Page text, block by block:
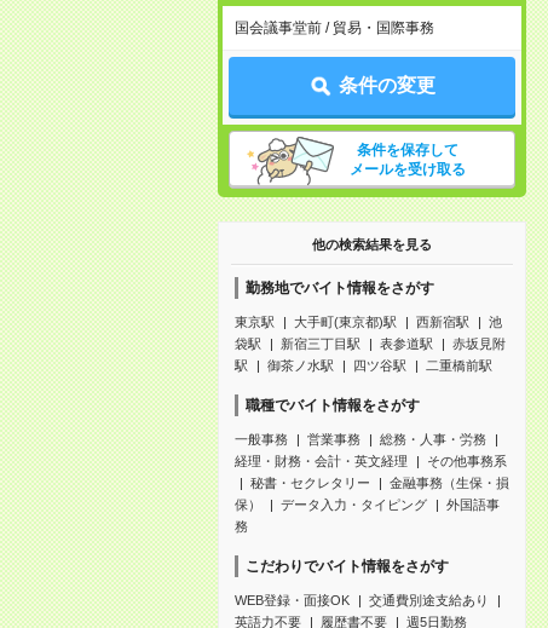
国会議事堂前 / 貿易・国際事務
条件の変更
条件を保存して
メールを受け取る
他の検索結果を見る
勤務地でバイト情報をさがす
東京駅 大手町(東京都)駅 西新宿駅
池
袋駅
新宿三丁目駅 表参道駅
赤坂見附
駅
御茶ノ水駅 四ツ谷駅 二重橋前駅
職種でバイト情報をさがす
一般事務 営業事務
総務・人事・労務
経理・財務・会計・英文経理
その他事務系
秘書・セクレタリー
金融事務（生保・損
保）
データ入力・タイピング
外国語事
務
こだわりでバイト情報をさがす
WEB登録・面接OK
交通費別途支給あり
英語力不要
履歴書不要 週5日勤務